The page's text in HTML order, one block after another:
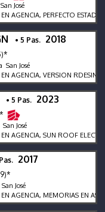
José
PERFECTO ESTADO,
• 5 Pas. 2018
José
VERSION RDESING
• 5 Pas. 2023
José
SUN ROOF
2017
José
MEMORIAS EN